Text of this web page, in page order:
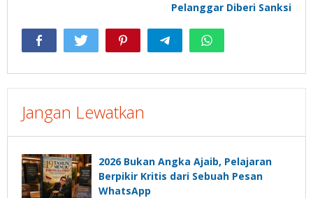
Pelanggar Diberi Sanksi
Jangan Lewatkan
2026 Bukan Angka Ajaib, Pelajaran
Berpikir Kritis dari Sebuah Pesan
WhatsApp